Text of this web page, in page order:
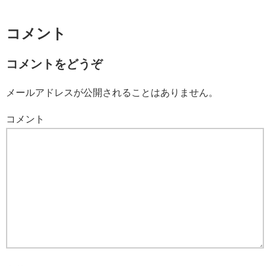
コメント
コメントをどうぞ
メールアドレスが公開されることはありません。
コメント